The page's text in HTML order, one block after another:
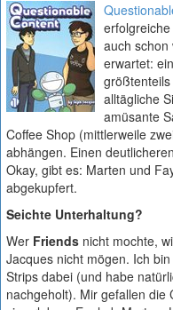
auch schon
erwartet:
alltägliche
amüsante
Coffee Shop (mittlerweile
abhängen. Einen
Okay, gibt es: Marten und
abgekupfert.
Seichte Unterhaltung?
Wer Friends nicht mochte,
Jacques nicht mögen. Ich
Strips dabei (und habe
nachgeholt). Mir gefallen die